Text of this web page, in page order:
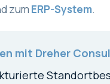
zum ERP-System.
mit Dreher